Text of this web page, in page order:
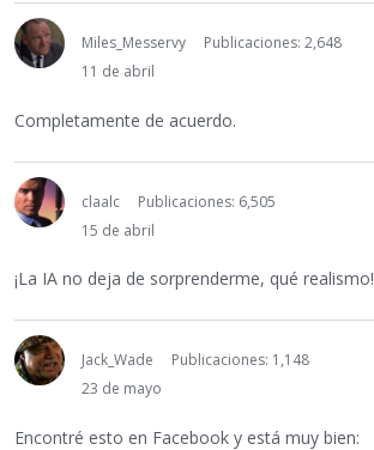
Miles_Messervy
Publicaciones: 2,648
11 de abril
Completamente de acuerdo.
claalc
Publicaciones: 6,505
15 de abril
¡La IA no deja de sorprenderme, qué realismo!
Jack_Wade
Publicaciones: 1,148
23 de mayo
Encontré esto en Facebook y está muy bien: